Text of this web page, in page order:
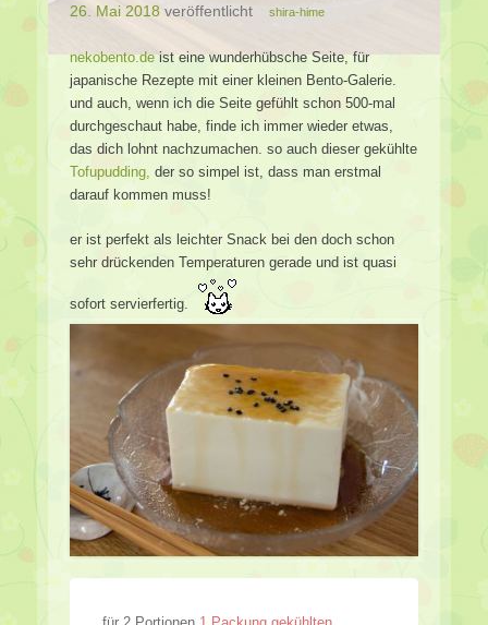
26. Mai 2018 veröffentlicht shira-hime
nekobento.deist eine wunderhübsche Seite, für
japanische Rezepte mit einer kleinen Bento-Galerie.
und auch, wenn ich die Seite gefühlt schon 500-mal
durchgeschaut habe, finde ich immer wieder etwas,
das dich lohnt nachzumachen. so auch dieser gekühlte
Tofupudding, der so simpel ist, dass man erstmal
darauf kommen muss!
er ist perfekt als leichter Snack bei den doch schon
sehr drückenden Temperaturen gerade und ist quasi
sofort servierfertig.